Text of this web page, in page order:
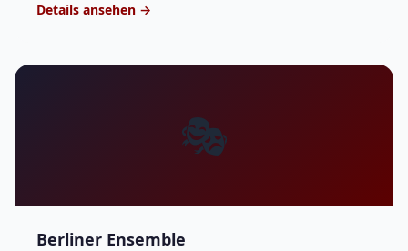
Details ansehen →
🎭
Berliner Ensemble